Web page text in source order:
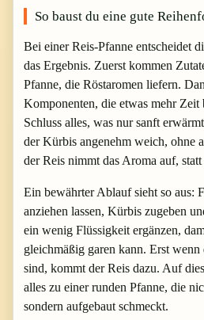
So baust du eine gute
Bei einer Reis-Pfanne entscheidet
das Ergebnis. Zuerst kommen
Pfanne, die Röstaromen liefern.
Komponenten, die etwas mehr Zeit
Schluss alles, was nur sanft
der Kürbis angenehm weich, ohne
der Reis nimmt das Aroma auf,
Ein bewährter Ablauf sieht so aus:
anziehen lassen, Kürbis zugeben
ein wenig Flüssigkeit ergänzen,
gleichmäßig garen kann. Erst wenn
sind, kommt der Reis dazu. Auf
alles zu einer runden Pfanne, die
sondern aufgebaut schmeckt.